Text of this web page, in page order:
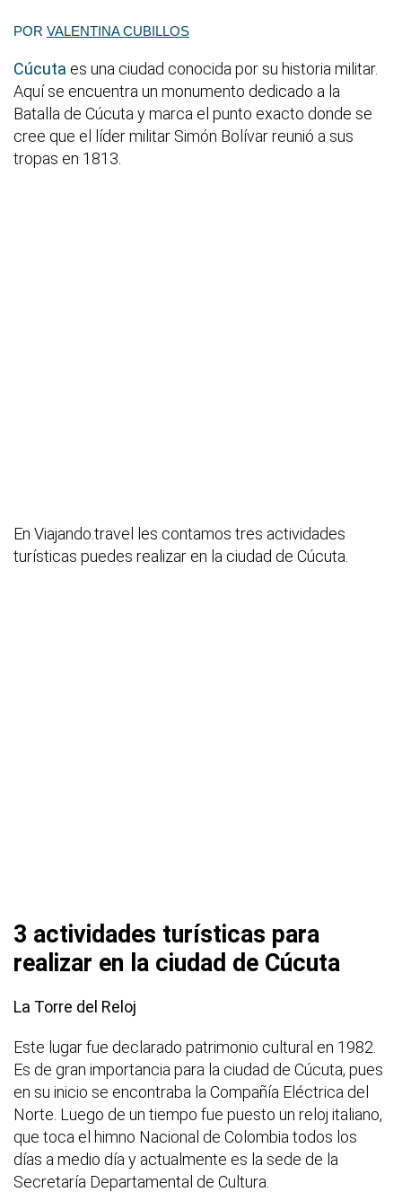
POR VALENTINA CUBILLOS
Cúcuta es una ciudad conocida por su historia militar.
Aquí se encuentra un monumento dedicado a la
Batalla de Cúcuta y marca el punto exacto donde se
cree que el líder militar Simón Bolívar reunió a sus
tropas en 1813.
En Viajando.travel les contamos tres actividades
turísticas puedes realizar en la ciudad de Cúcuta.
3 actividades turísticas para
realizar en la ciudad de Cúcuta
La Torre del Reloj
Este lugar fue declarado patrimonio cultural en 1982.
Es de gran importancia para la ciudad de Cúcuta, pues
en su inicio se encontraba la Compañía Eléctrica del
Norte. Luego de un tiempo fue puesto un reloj italiano,
que toca el himno Nacional de Colombia todos los
días a medio día y actualmente es la sede de la
Secretaría Departamental de Cultura.